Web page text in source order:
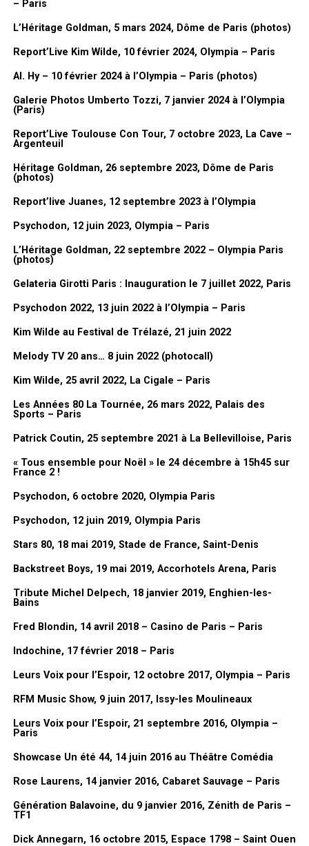
A noter que les prochains concerts des Enfoirés auront lieu en
2015 à Montpellier, pas très loin d’Ouveillan.
Vidéo
(extraits vidéos de la soirée)
Galerie photos
Nous vous invitons à découvrir ci-dessous une sélection des
photos de la soirée.
Les photos présentées ne sont pas d’une très bonne qualité, nous
espérons toutefois qu’elles vous permettront de vivre ou de
Dorothée, elle aimait bien :
? ». Donc il fallait toujours avoir quelque chose de prêt en fait,
même si elle venait pas, on ne le savait pas. Il fallait réagir à tout
ce qui se passait tout le temps. Donc moi je dessinais pendant
trois heures non-stop.
FanMusik : Présentation de l’expo dans l’expo. Donc tu as
choisi un dessin, est-ce que tu peux nous en parler
rapidement ?
Lionel Gédébé :En fait là ce que j’ai
dessins du plateau parce que quand
280 je crois. Donc ça fait beaucoup.
J’en ai choisi quelques-uns que
faire ce qu’on appelle des pêle-mêle
c’est assez drôle et il y en a
tellement. Le problème des dessins
comme ça, c’est qu’ils sont liés à l’actualité, donc c’est plus
compliqué à comprendre hors du contexte. Et les petits poissons,
j’avais fait le décor pour le premier avril dans le
on avait fait des grands poissons sur le plateau. Ils étaient en
grand en fait à l’époque.
C’est un bon souvenir du
Club Dorothée.
Dessin de Lionel Gédébé, Vernissage de l’exposition « Mes années
présenter en quelques mots ?
rétrospective de tout ça, de toutes
sur ces années à la télé. Et puis
toujours parce que Dorothée, je l’ai
que le premier album,Les Jardins des
– Paris
L’Héritage Goldman, 5 mars 2024, Dôme de Paris (photos)
Report’Live Kim Wilde, 10 février 2024, Olympia – Paris
Al. Hy – 10 février 2024 à l’Olympia – Paris (photos)
Galerie Photos Umberto Tozzi, 7 janvier 2024 à l’Olympia
(Paris)
Report’Live Toulouse Con Tour, 7 octobre 2023, La Cave –
Argenteuil
Héritage Goldman, 26 septembre 2023, Dôme de Paris
(photos)
Report’live Juanes, 12 septembre 2023 à l’Olympia
Psychodon, 12 juin 2023, Olympia – Paris
L’Héritage Goldman, 22 septembre 2022 – Olympia Paris
(photos)
Gelateria Girotti Paris : Inauguration le 7 juillet 2022, Paris
Psychodon 2022, 13 juin 2022 à l’Olympia – Paris
Kim Wilde au Festival de Trélazé, 21 juin 2022
Melody TV 20 ans… 8 juin 2022 (photocall)
Kim Wilde, 25 avril 2022, La Cigale – Paris
Les Années 80 La Tournée, 26 mars 2022, Palais des
Sports – Paris
Patrick Coutin, 25 septembre 2021 à La Bellevilloise, Paris
« Tous ensemble pour Noël » le 24 décembre à 15h45 sur
France 2 !
Psychodon, 6 octobre 2020, Olympia Paris
Psychodon, 12 juin 2019, Olympia Paris
Stars 80, 18 mai 2019, Stade de France, Saint-Denis
Backstreet Boys, 19 mai 2019, Accorhotels Arena, Paris
Tribute Michel Delpech, 18 janvier 2019, Enghien-les-
Bains
Fred Blondin, 14 avril 2018 – Casino de Paris – Paris
Indochine, 17 février 2018 – Paris
Leurs Voix pour l’Espoir, 12 octobre 2017, Olympia – Paris
RFM Music Show, 9 juin 2017, Issy-les Moulineaux
Leurs Voix pour l’Espoir, 21 septembre 2016, Olympia –
Paris
Showcase Un été 44, 14 juin 2016 au Théâtre Comédia
Rose Laurens, 14 janvier 2016, Cabaret Sauvage – Paris
Génération Balavoine, du 9 janvier 2016, Zénith de Paris –
TF1
Dick Annegarn, 16 octobre 2015, Espace 1798 – Saint Ouen